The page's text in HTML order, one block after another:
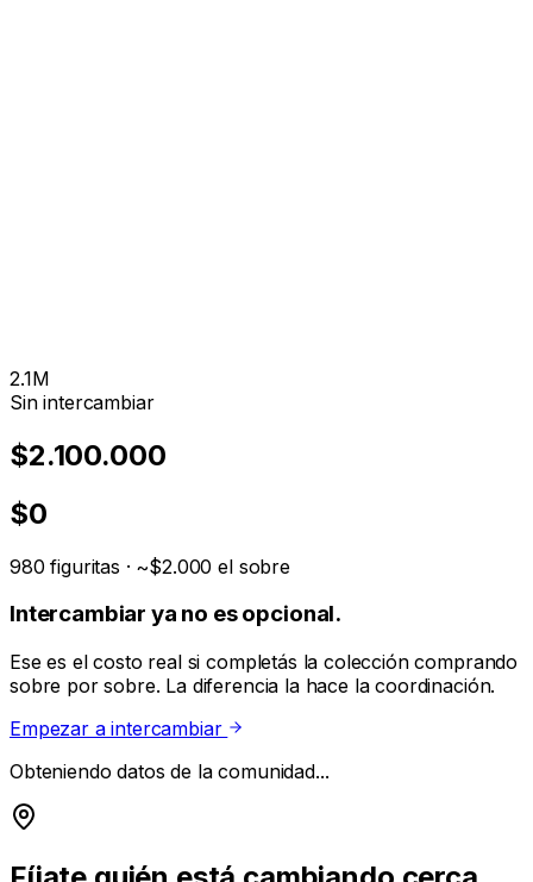
2.1M
Sin intercambiar
$2.100.000
$0
980 figuritas · ~$2.000 el sobre
Intercambiar ya no es opcional.
Ese es el costo real si completás la colección comprando
sobre por sobre. La diferencia la hace la coordinación.
Empezar a intercambiar
Obteniendo datos de la comunidad...